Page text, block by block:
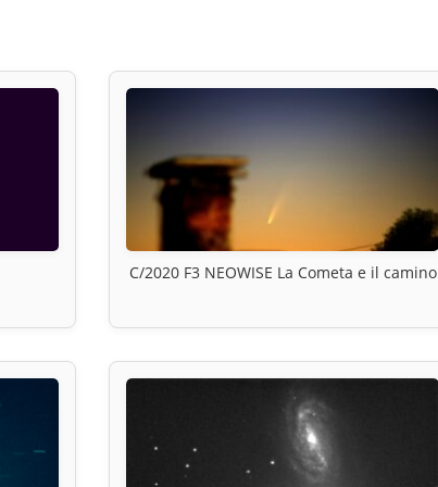
C/2020 F3 NEOWISE La Cometa e il camino